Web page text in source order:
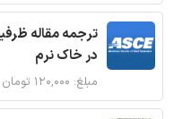
ترجمه مقاله
در خاک نرم
مبلغ: ۱۲۰,۰۰۰ تومان